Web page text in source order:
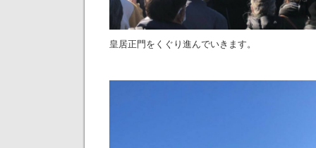
皇居正門をくぐり進んでいきます。